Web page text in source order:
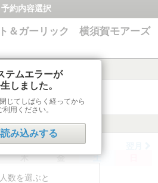
予約内容選択
＆ガーリック 横須賀モアーズ
木 金 土
人数を選ぶと
テムエラーが
しました。
じてしばらく経ってから
利用ください。
み込みする